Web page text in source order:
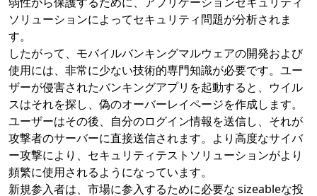
ソリューションによってセキュリティ問題が分析されま
す。
したがって、モバイルバンキングマルウェアの開発および
使用には、非常に少ない技術的専門知識が必要です。ユー
ザーが侵害されたバンキングアプリを起動すると、ウイル
スはそれを探し、偽のオーバーレイページを作成します。
ユーザーはその後、自分のログイン情報を送信し、それが
攻撃者のサーバーに直接送信されます。より高度なサイバ
ー攻撃により、セキュリティテストソリューションがより
頻繁に使用されるようになっています。
新規参入者は、市場に参入するために必要な sizeableな投